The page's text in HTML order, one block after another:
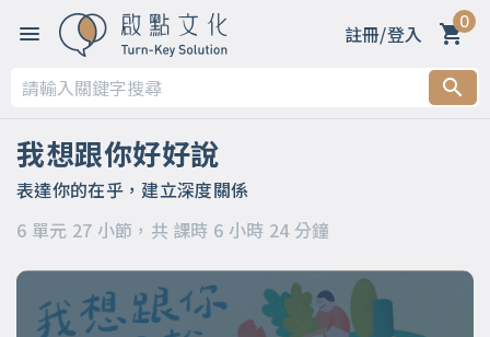
註冊/登入 0
我想跟你好好說
表達你的在乎，建立深度關係
6 單元 27 小節，共 課時 6 小時 24 分鐘
第一章
第二章 春天～善意的萌芽：用啟發取代要求
第三章 夏天～力量的生長：用引導化解命令
第四章 秋天～美好的收穫：用讚許昇華輕蔑
第五章 冬天～溫暖的陪伴：用支持消融冷漠